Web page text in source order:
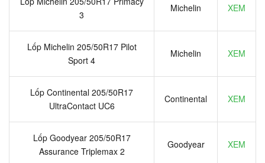
3
Michelin XEM
Lốp Michelin 205/50R17 Pilot
Sport 4
Michelin XEM
Lốp Continental 205/50R17
UltraContact UC6
Continental XEM
Lốp Goodyear 205/50R17
Assurance Triplemax 2
Goodyear XEM